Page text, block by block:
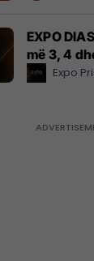
EXPO
më 3, 4
Expo